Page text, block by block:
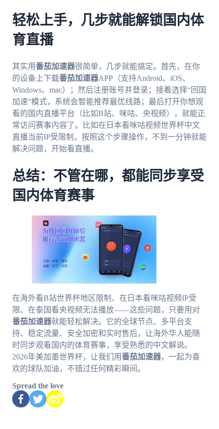
轻松上手，几步就能解锁国内体
育直播
其实用番茄加速器很简单，几步就能搞定。首先，在你
的设备上下载番茄加速器APP（支持Android、iOS、
Windows、mac）；然后注册账号并登录；接着选择“回国
加速”模式，系统会智能推荐最优线路；最后打开你想观
看的国内直播平台（比如B站、咪咕、央视频），就能正
常访问赛事内容了。比如在日本看咪咕视频世界杯中文
直播当前IP受限制，按照这个步骤操作，不到一分钟就能
解决问题，开始看直播。
总结：不管在哪，都能同步享受
国内体育赛事
在海外看B站世界杯地区限制、在日本看咪咕视频IP受
限、在泰国看央视频无法播放——这些问题，只要用对
番茄加速器就能轻松解决。它的全球节点、多平台支
持、稳定流量、安全加密和实时售后，让海外华人能随
时同步观看国内的体育赛事，享受熟悉的中文解说。
2026年美加墨世界杯，让我们用番茄加速器，一起为喜
欢的球队加油，不错过任何精彩瞬间。
Spread the love